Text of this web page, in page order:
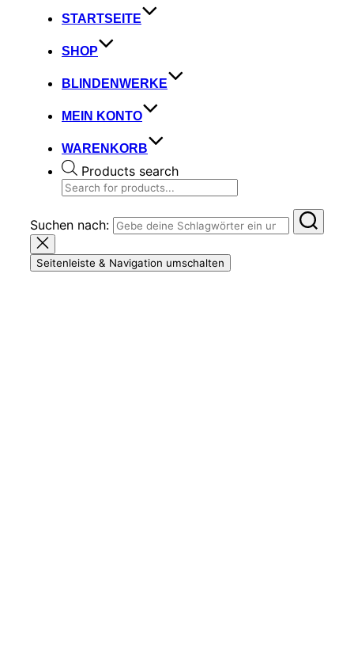
STARTSEITE
SHOP
BLINDENWERKE
MEIN KONTO
WARENKORB
Products search
Suchen nach:
Seitenleiste & Navigation umschalten